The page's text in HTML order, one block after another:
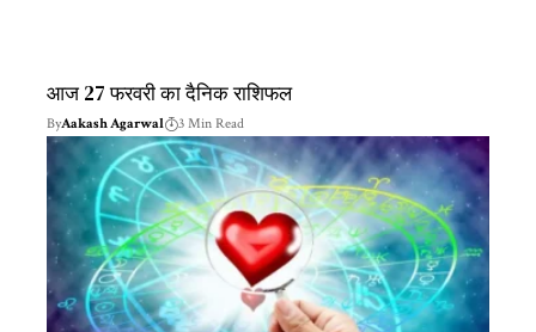
आज 27 फरवरी का दैनिक राशिफल
ByAakash Agarwal 3 Min Read